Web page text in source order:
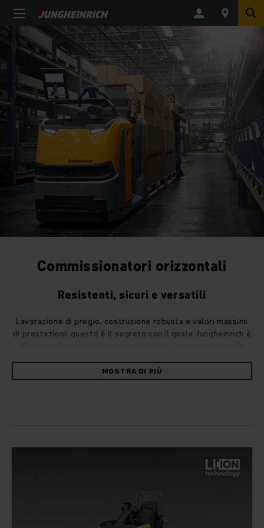
Commissionatori orizzontali
Resistenti, sicuri e versatili
Lavorazione di pregio, costruzione robusta e valori massimi
di prestazioni: questo è il segreto con il quale Jungheinrich è
soddisfazione del cliente.
maggior numero di prelievi all'ora
MOSTRA DI PIÙ